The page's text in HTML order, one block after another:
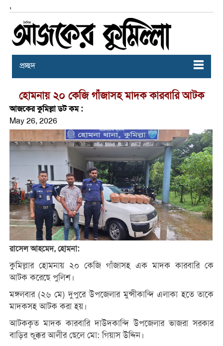
,
প্রচ্ছদ
হোমনায় ২০ কেজি গাঁজাসহ মাদক কারবারি আটক
আজকের কুমিল্লা ডট কম :
May 26, 2026
রাসেল আহমেদ, হোমনা:
​কুমিল্লার হোমনায় ২০ কেজি গাঁজাসহ এক মাদক কারবারি কে
আটক করেছে পুলিশ।
মঙ্গলবার (২৬ মে) দুপুরে উপজেলার মুন্সীকান্দি এলাকা হতে তাকে
মাদকসহ আটক করা হয়।
​আটককৃত মাদক কারবারি দাউদকান্দি উপজেলার ভাজরা সরকার
বাড়ির শুক্কুর আলীর ছেলে মো: গিয়াস উদ্দিন।